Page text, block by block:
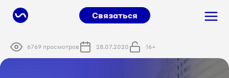
Связаться
6769 просмотров 28.07.2020 16+